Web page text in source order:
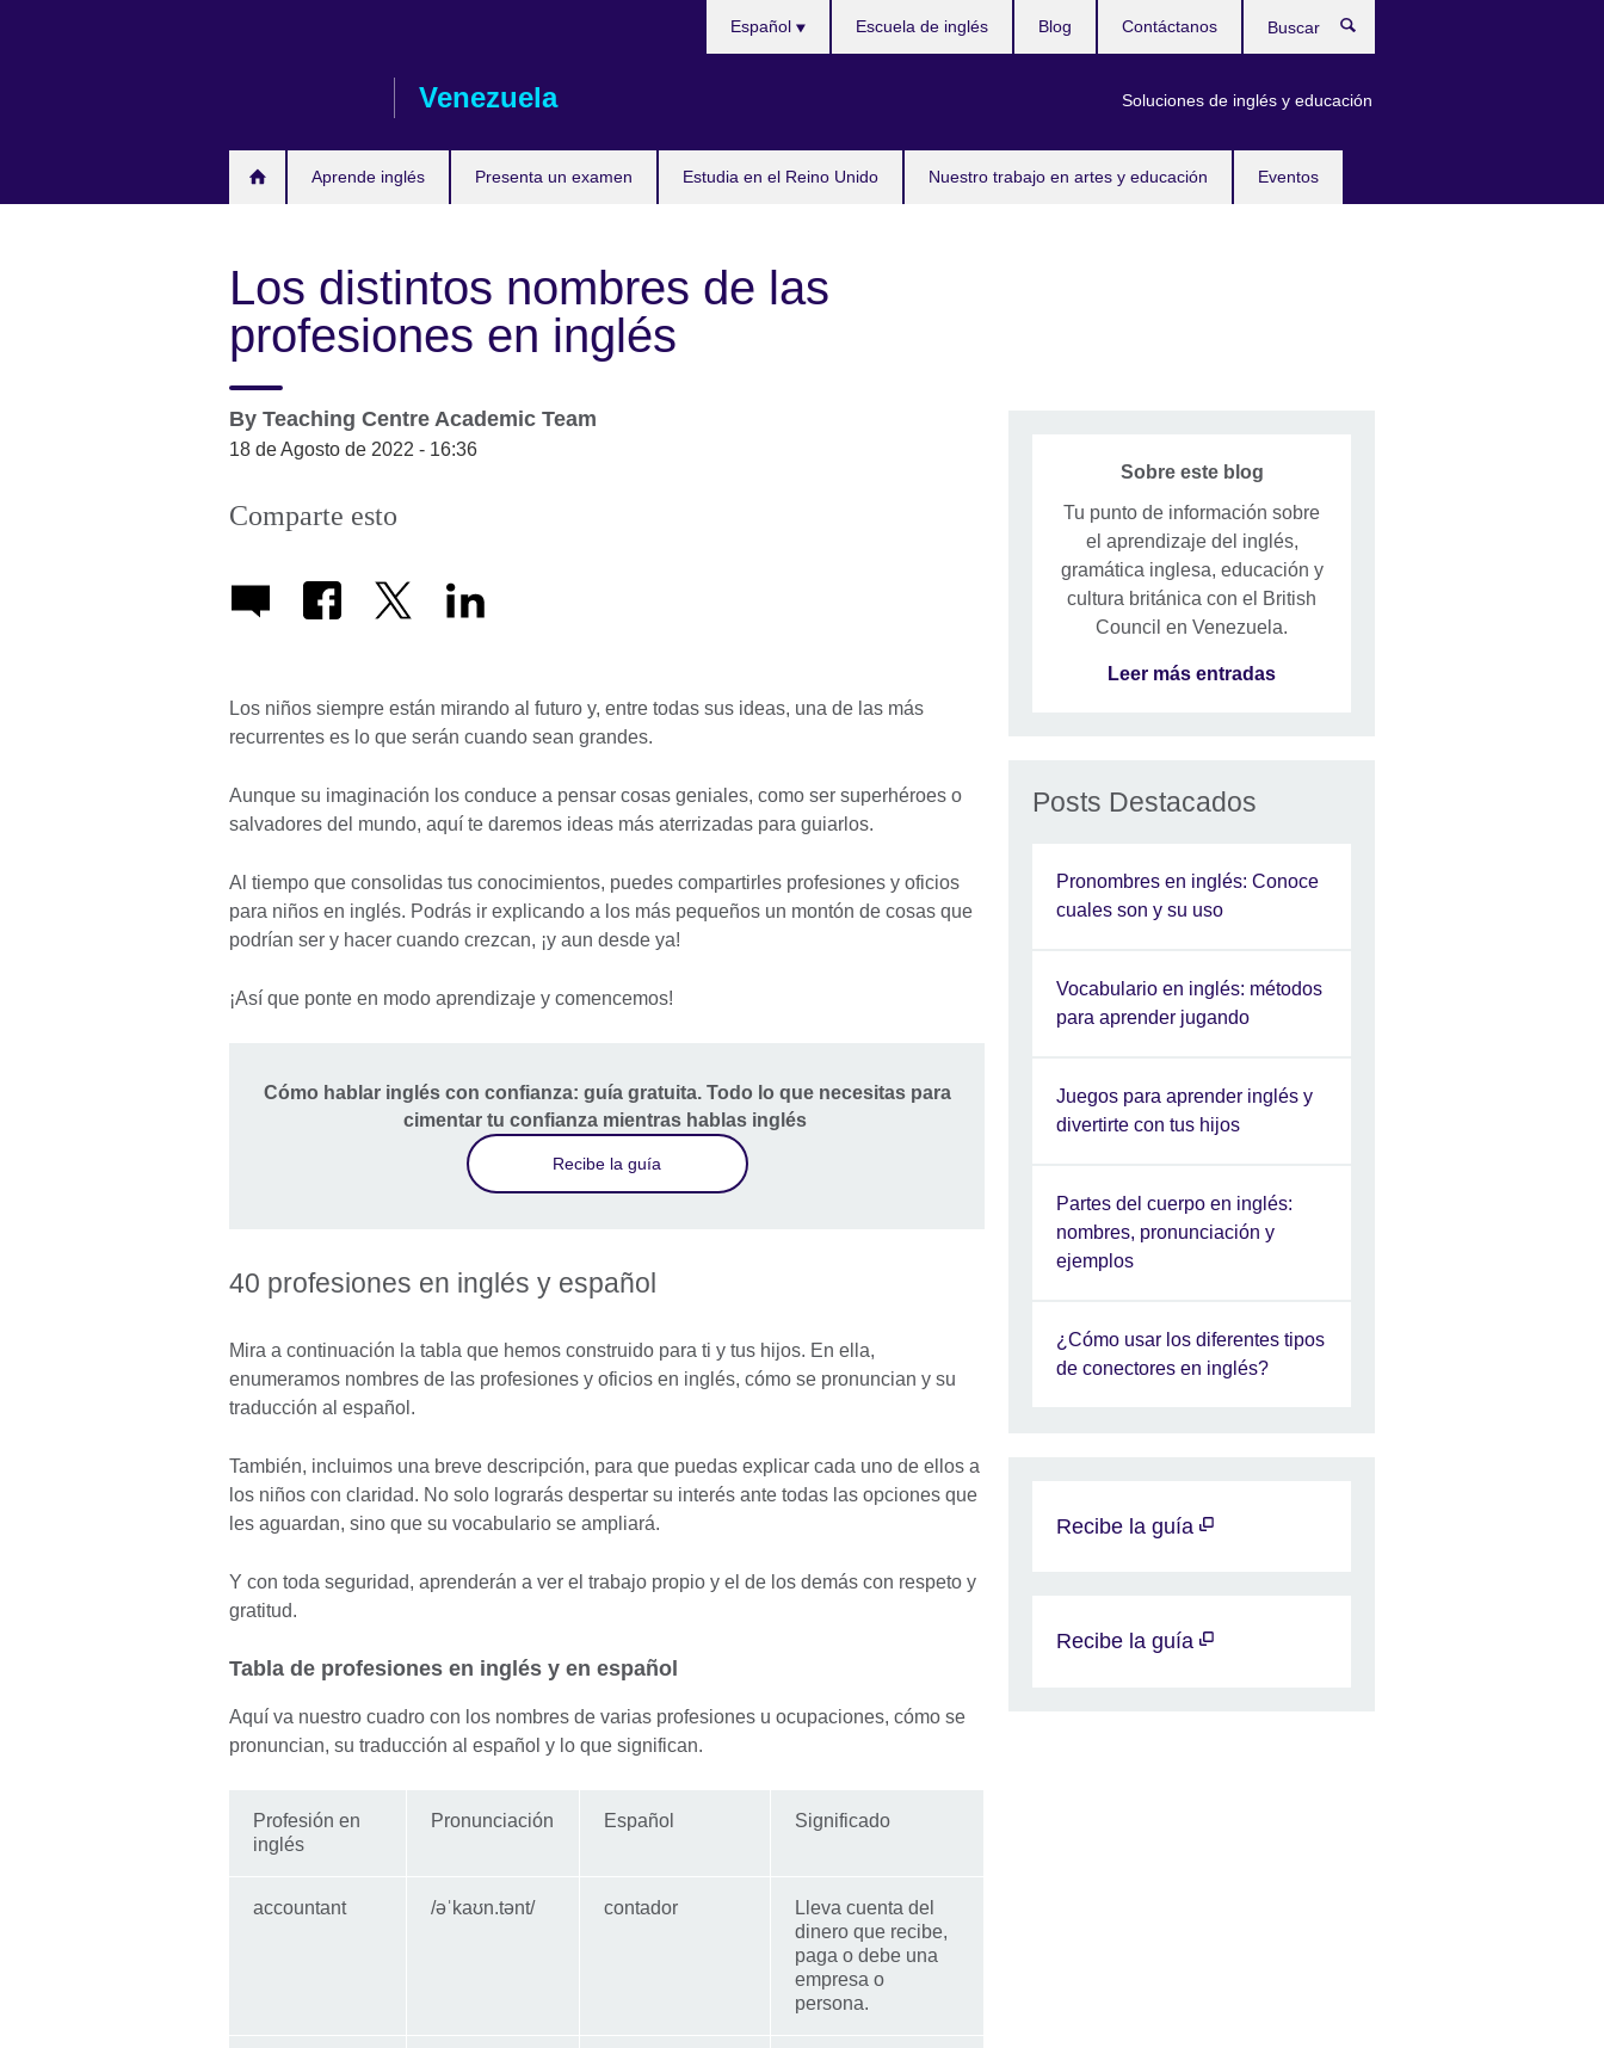
Venezuela
Aprende inglés Presenta un examen Estudia en el Reino Unido Nuestro trabajo en artes y educación Eventos
Español
Soluciones de inglés y educación
Escuela de inglés Blog Contáctanos
Los distintos nombres de las
profesiones en inglés
By Teaching Centre Academic Team
18 de Agosto de 2022 - 16:36
Comparte esto
Los niños siempre están mirando al futuro y, entre todas sus ideas, una de las más
recurrentes es lo que serán cuando sean grandes.
Aunque su imaginación los conduce a pensar cosas geniales, como ser superhéroes o
salvadores del mundo, aquí te daremos ideas más aterrizadas para guiarlos.
Al tiempo que consolidas tus conocimientos, puedes compartirles profesiones y oficios
para niños en inglés. Podrás ir explicando a los más pequeños un montón de cosas que
podrían ser y hacer cuando crezcan, ¡y aun desde ya!
¡Así que ponte en modo aprendizaje y comencemos!
Cómo hablar inglés con confianza: guía gratuita. Todo lo que necesitas para
cimentar tu confianza mientras hablas inglés
Recibe la guía
40 profesiones en inglés y español
Mira a continuación la tabla que hemos construido para ti y tus hijos. En ella,
enumeramos nombres de las profesiones y oficios en inglés, cómo se pronuncian y su
traducción al español.
También, incluimos una breve descripción, para que puedas explicar cada uno de ellos a
los niños con claridad. No solo lograrás despertar su interés ante todas las opciones que
les aguardan, sino que su vocabulario se ampliará.
Y con toda seguridad, aprenderán a ver el trabajo propio y el de los demás con respeto y
gratitud.
Tabla de profesiones en inglés y en español
Aquí va nuestro cuadro con los nombres de varias profesiones u ocupaciones, cómo se
pronuncian, su traducción al español y lo que significan.
Profesión en
inglés
Pronunciación Español Significado
accountant /əˈkaʊn.tənt/ contador
Lleva cuenta del
dinero que recibe,
paga o debe una
empresa o
persona.
Sobre este blog
Tu punto de información sobre
el aprendizaje del inglés,
gramática inglesa, educación y
cultura británica con el British
Council en Venezuela.
Leer más entradas
Posts Destacados
Pronombres en inglés: Conoce
cuales son y su uso
Vocabulario en inglés: métodos
para aprender jugando
Juegos para aprender inglés y
divertirte con tus hijos
Partes del cuerpo en inglés:
nombres, pronunciación y
ejemplos
¿Cómo usar los diferentes tipos
de conectores en inglés?
Recibe la guía
Recibe la guía